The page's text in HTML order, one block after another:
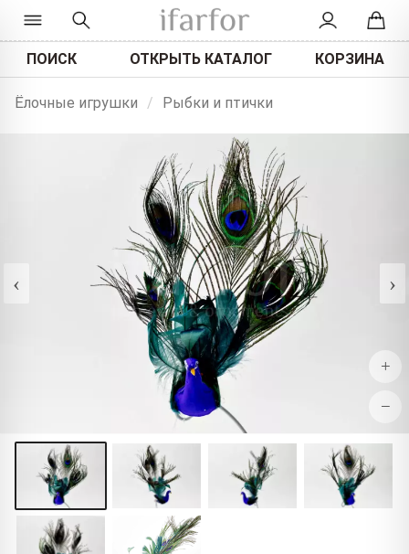
ПОИСК ОТКРЫТЬ КАТАЛОГ КОРЗИНА
Ёлочные игрушки / Рыбки и птички
‹ ›
+
−